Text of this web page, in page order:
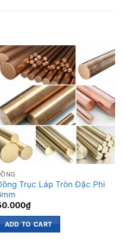
Trục Láp Tròn Đặc Phi
₫
ADD TO CART